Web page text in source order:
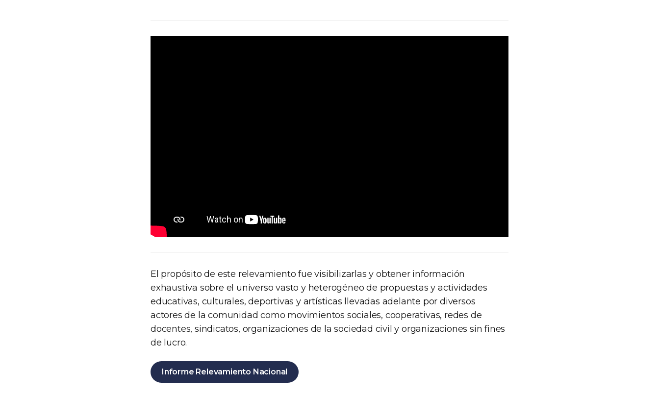
El propósito de este relevamiento fue visibilizarlas y obtener información
exhaustiva sobre el universo vasto y heterogéneo de propuestas y actividades
educativas, culturales, deportivas y artísticas llevadas adelante por diversos
actores de la comunidad como movimientos sociales, cooperativas, redes de
docentes, sindicatos, organizaciones de la sociedad civil y organizaciones sin fines
de lucro.
Informe Relevamiento Nacional